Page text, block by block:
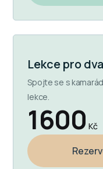
Lekce pro dva
Spojte se s
lekce.
1600 Kč